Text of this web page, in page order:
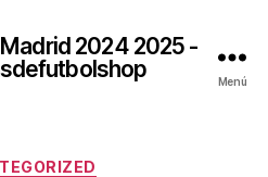
2024 2025 -
Menú
Categorías